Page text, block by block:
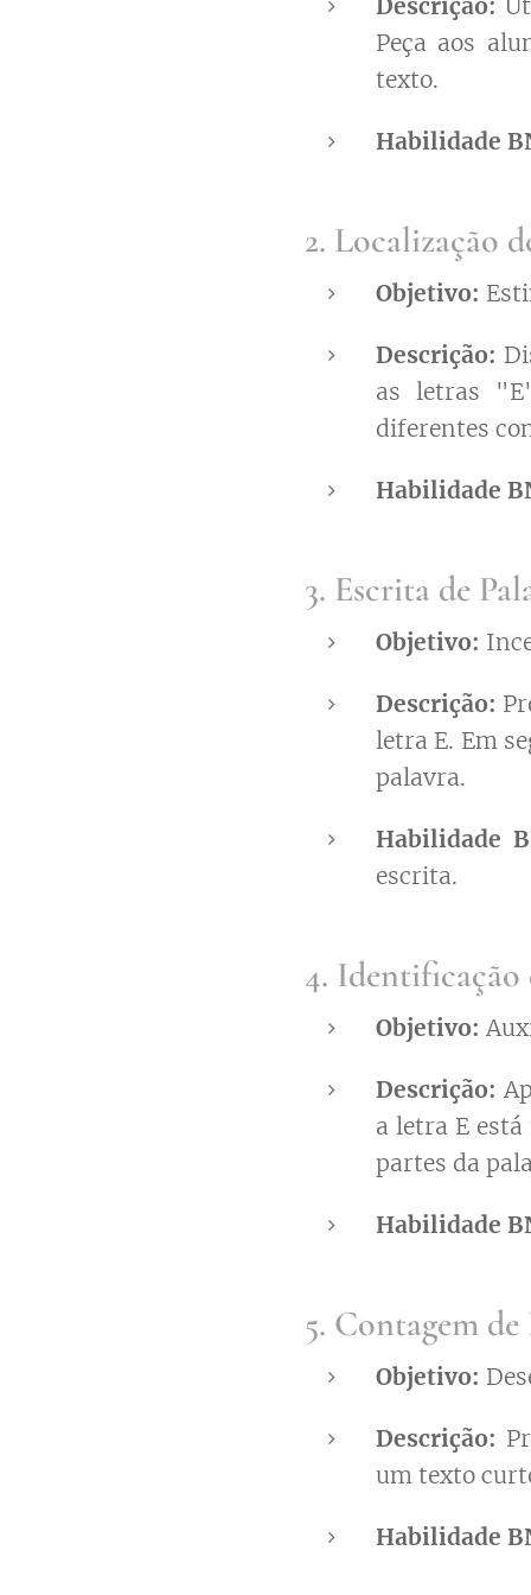
Descrição:
Peça aos
texto.
Habilidade
2. Localização
Objetivo:
Descrição:
as letras
diferentes
Habilidade
3. Escrita de
Objetivo:
Descrição:
letra E. Em
palavra.
Habilidade
escrita.
4. Identificação
Objetivo:
Descrição:
a letra E
partes da
Habilidade
5. Contagem de
Objetivo:
Descrição:
um texto
Habilidade